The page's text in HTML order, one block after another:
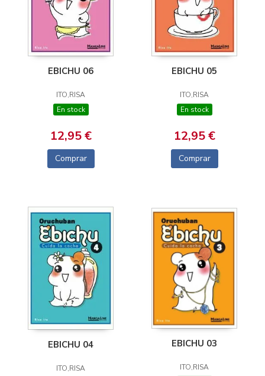
EBICHU 06
ITO,RISA
En stock
12,95 €
Comprar
EBICHU 05
ITO,RISA
En stock
12,95 €
Comprar
EBICHU 04
ITO,RISA
EBICHU 03
ITO,RISA